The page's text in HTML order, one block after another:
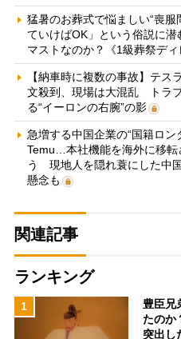
猛暑のお葬式で悩ましい“喪
ていけばOK」という俗説に
マストなのか？《1級葬祭ディ
【納車時に複数の事故】テス
文殺到、現場は大混乱 トラ
る“イーロンの右腕”の影
急増する中国企業の“国籍ロ
Temu…本社機能を海外に移転
う 現地人を隠れ蓑にした中
懸念も
関連記事
ランキング
1
豊臣兄
たのか
突出